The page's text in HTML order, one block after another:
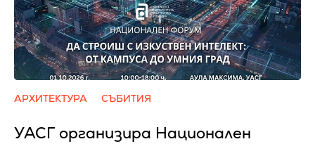
АРХИТЕКТУРА СЪБИТИЯ
УАСГ организира Национален